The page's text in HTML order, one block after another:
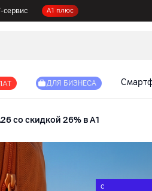
А1 плюс
ДЛЯ БИЗНЕСА
со скидкой 26% в А1
с